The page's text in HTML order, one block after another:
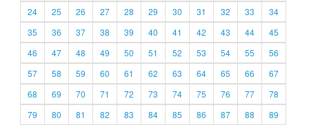
24
25 26 27 28 29 30 31 32 33
34
35
36 37 38 39 40 41 42 43 44
45
46
47 48 49 50 51 52 53 54 55
56
57
58 59 60 61 62 63 64 65 66
67
68
69 70 71 72 73 74 75 76 77
78
79
80 81 82 83 84 85 86 87 88
89